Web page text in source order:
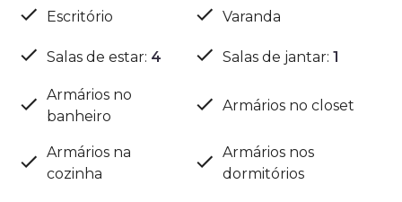
Escritório Varanda
Salas de estar: 4 Salas de jantar: 1
Armários no
banheiro
Armários no closet
Armários na
cozinha
Armários nos
dormitórios